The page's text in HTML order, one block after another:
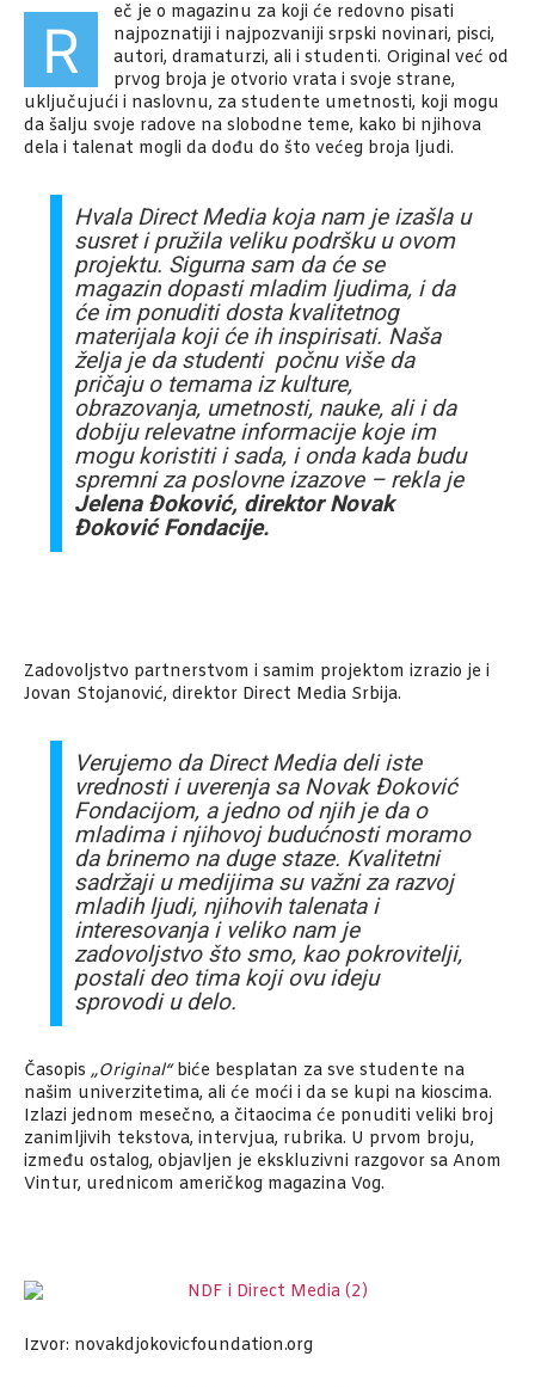
R
eč je o magazinu za koji će redovno pisati
najpoznatiji i najpozvaniji srpski novinari, pisci,
autori, dramaturzi, ali i studenti. Original već od
prvog broja je otvorio vrata i svoje strane,
uključujući i naslovnu, za studente umetnosti, koji mogu
da šalju svoje radove na slobodne teme, kako bi njihova
dela i talenat mogli da dođu do što većeg broja ljudi.
Hvala Direct Media koja nam je izašla u
susret i pružila veliku podršku u ovom
projektu. Sigurna sam da će se
magazin dopasti mladim ljudima, i da
će im ponuditi dosta kvalitetnog
materijala koji će ih inspirisati. Naša
želja je da studenti počnu više da
pričaju o temama iz kulture,
obrazovanja, umetnosti, nauke, ali i da
dobiju relevatne informacije koje im
mogu koristiti i sada, i onda kada budu
spremni za poslovne izazove – rekla je
Jelena Đoković, direktor Novak
Đoković Fondacije.
Zadovoljstvo partnerstvom i samim projektom izrazio je i
Jovan Stojanović, direktor Direct Media Srbija.
Verujemo da Direct Media deli iste
vrednosti i uverenja sa Novak Đoković
Fondacijom, a jedno od njih je da o
mladima i njihovoj budućnosti moramo
da brinemo na duge staze. Kvalitetni
sadržaji u medijima su važni za razvoj
mladih ljudi, njihovih talenata i
interesovanja i veliko nam je
zadovoljstvo što smo, kao pokrovitelji,
postali deo tima koji ovu ideju
sprovodi u delo.
Časopis „Original“biće besplatan za sve studente na
našim univerzitetima, ali će moći i da se kupi na kioscima.
Izlazi jednom mesečno, a čitaocima će ponuditi veliki broj
zanimljivih tekstova, intervjua, rubrika. U prvom broju,
između ostalog, objavljen je ekskluzivni razgovor sa Anom
Vintur, urednicom američkog magazina Vog.
Izvor: novakdjokovicfoundation.org